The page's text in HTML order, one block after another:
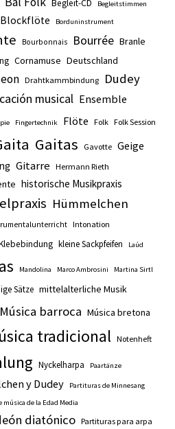
Begleit-CD Begleitstimmen
Blockflöte Borduninstrument
Bourbonnais Bourrée Branle
Cornamuse Deutschland
Drahtkammbindung
Dudey
musical Ensemble
Fingertechnik Flöte Folk Folk Session
Gaitas Gavotte Geige
Gitarre Hermann Rieth
historische Musikpraxis
Hümmelchen
Intonation
kleine Sackpfeifen Laúd
Mandolina Marco Ambrosini Martina Sirtl
Sätze mittelalterliche Musik
Música barroca Música bretona
tradicional Notenheft
Nyckelharpa Paartänze
y Dudey
Partituras de Minnesang
música de la Edad Media
diatónico Partituras para arpa